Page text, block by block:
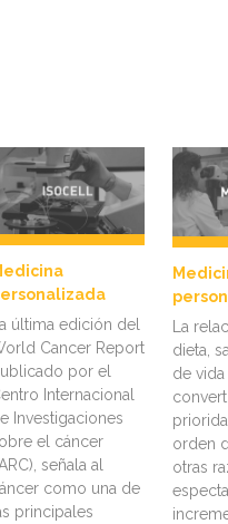
última edición del
Cancer Report
por el
Internacional
Investigaciones
el cáncer
señala al
como una de
principales
La
dieta,
de vida
orden
otras